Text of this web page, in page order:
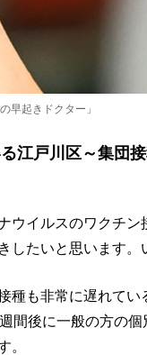
早起きドクター」
江戸川区～集団
ウイルスのワクチ
したいと思います。
種も非常に遅れて
間後に一般の方の
。